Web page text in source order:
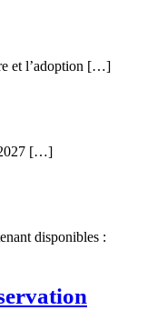
et l’adoption […]
2027 […]
disponibles :